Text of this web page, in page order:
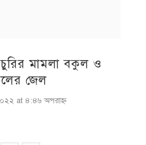
মামলা বকুল ও
জেল
at ৪:৪৬ অপরাহ্ণ